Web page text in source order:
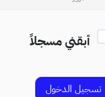
أبقني مسجلاً
تسجيل الدخول